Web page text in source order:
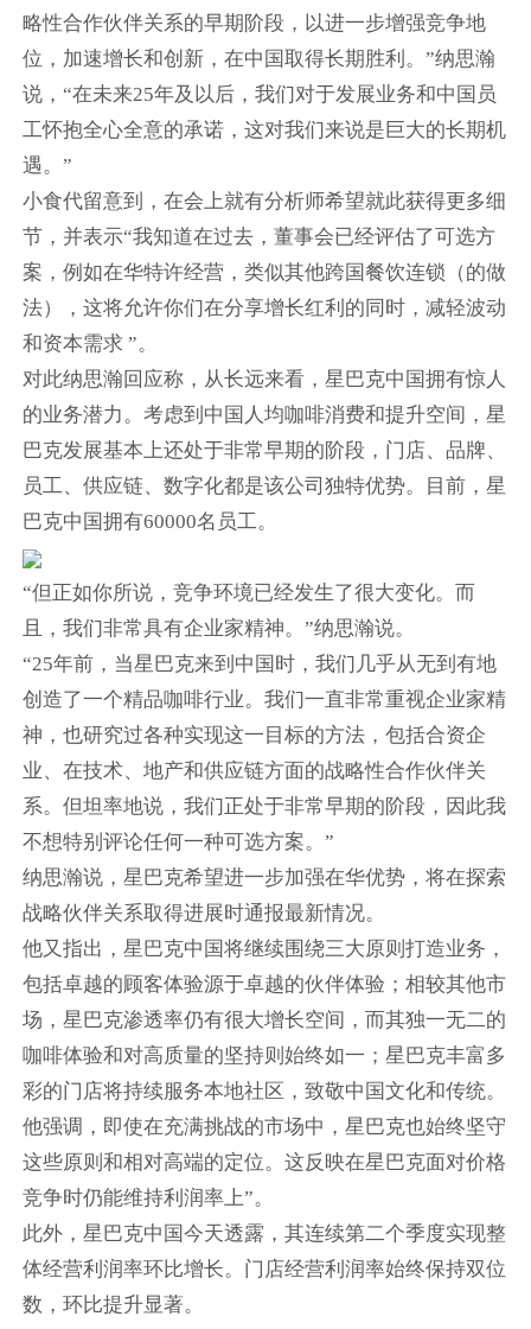
略性合作伙伴关系的早期阶段，以进一步增强竞争地
位，加速增长和创新，在中国取得长期胜利。”纳思瀚
说，“在未来25年及以后，我们对于发展业务和中国员
工怀抱全心全意的承诺，这对我们来说是巨大的长期机
遇。”
小食代留意到，在会上就有分析师希望就此获得更多细
节，并表示“我知道在过去，董事会已经评估了可选方
案，例如在华特许经营，类似其他跨国餐饮连锁（的做
法），这将允许你们在分享增长红利的同时，减轻波动
和资本需求 ”。
对此纳思瀚回应称，从长远来看，星巴克中国拥有惊人
的业务潜力。考虑到中国人均咖啡消费和提升空间，星
巴克发展基本上还处于非常早期的阶段，门店、品牌、
员工、供应链、数字化都是该公司独特优势。目前，星
巴克中国拥有60000名员工。
“但正如你所说，竞争环境已经发生了很大变化。而
且，我们非常具有企业家精神。”纳思瀚说。
“25年前，当星巴克来到中国时，我们几乎从无到有地
创造了一个精品咖啡行业。我们一直非常重视企业家精
神，也研究过各种实现这一目标的方法，包括合资企
业、在技术、地产和供应链方面的战略性合作伙伴关
系。但坦率地说，我们正处于非常早期的阶段，因此我
不想特别评论任何一种可选方案。”
纳思瀚说，星巴克希望进一步加强在华优势，将在探索
战略伙伴关系取得进展时通报最新情况。
他又指出，星巴克中国将继续围绕三大原则打造业务，
包括卓越的顾客体验源于卓越的伙伴体验；相较其他市
场，星巴克渗透率仍有很大增长空间，而其独一无二的
咖啡体验和对高质量的坚持则始终如一；星巴克丰富多
彩的门店将持续服务本地社区，致敬中国文化和传统。
他强调，即使在充满挑战的市场中，星巴克也始终坚守
这些原则和相对高端的定位。这反映在星巴克面对价格
竞争时仍能维持利润率上”。
此外，星巴克中国今天透露，其连续第二个季度实现整
体经营利润率环比增长。门店经营利润率始终保持双位
数，环比提升显著。